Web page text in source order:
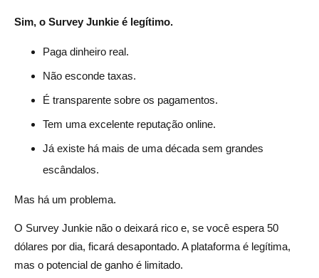
Sim, o Survey Junkie é legítimo.
Paga dinheiro real.
Não esconde taxas.
É transparente sobre os pagamentos.
Tem uma excelente reputação online.
Já existe há mais de uma década sem grandes
escândalos.
Mas há um problema.
O Survey Junkie não o deixará rico e, se você espera 50
dólares por dia, ficará desapontado. A plataforma é legítima,
mas o potencial de ganho é limitado.